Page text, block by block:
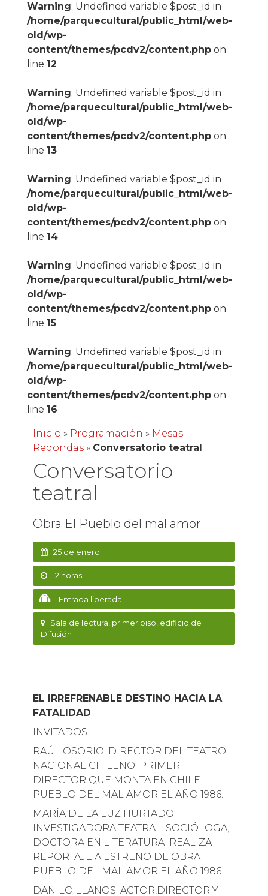
Warning: Undefined variable $post_id in
/home/parquecultural/public_html/web-
old/wp-
content/themes/pcdv2/content.phpon
line 12
Warning: Undefined variable $post_id in
/home/parquecultural/public_html/web-
old/wp-
content/themes/pcdv2/content.phpon
line 13
Warning: Undefined variable $post_id in
/home/parquecultural/public_html/web-
old/wp-
content/themes/pcdv2/content.phpon
line 14
Warning: Undefined variable $post_id in
/home/parquecultural/public_html/web-
old/wp-
content/themes/pcdv2/content.phpon
line 15
Warning: Undefined variable $post_id in
/home/parquecultural/public_html/web-
old/wp-
content/themes/pcdv2/content.phpon
line 16
Inicio » Programación » Mesas
Redondas» Conversatorio teatral
Conversatorio
teatral
Obra El Pueblo del mal amor
25 de enero
12 horas
Entrada liberada
Sala de lectura, primer piso, edificio de
Difusión
EL IRREFRENABLE DESTINO HACIA LA
FATALIDAD
INVITADOS:
RAÚL OSORIO. DIRECTOR DEL TEATRO
NACIONAL CHILENO. PRIMER
DIRECTOR QUE MONTA EN CHILE
PUEBLO DEL MAL AMOR EL AÑO 1986.
MARÍA DE LA LUZ HURTADO.
INVESTIGADORA TEATRAL. SOCIÓLOGA;
DOCTORA EN LITERATURA. REALIZA
REPORTAJE A ESTRENO DE OBRA
PUEBLO DEL MAL AMOR EL AÑO 1986
DANILO LLANOS; ACTOR,DIRECTOR Y